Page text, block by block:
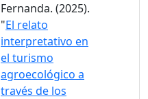
Fernanda. (2025).
"El relato
interpretativo en
el turismo
agroecológico a
través de los